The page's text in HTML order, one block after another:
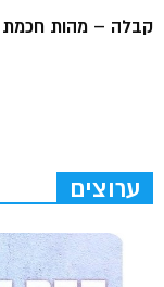
קבלה – מהות
ערוצים